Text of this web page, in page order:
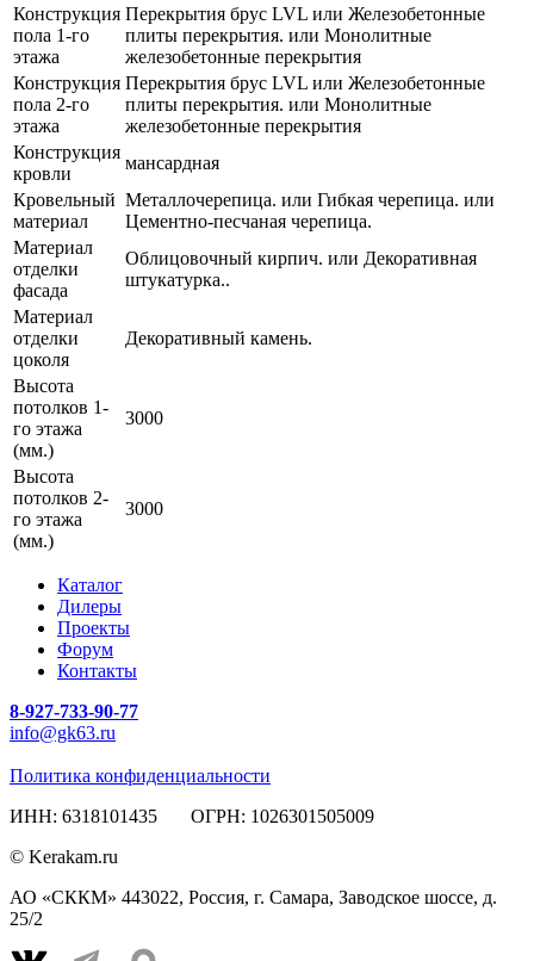
Конструкция
пола 1-го
этажа
Перекрытия брус LVL или Железобетонные
плиты перекрытия. или Монолитные
железобетонные перекрытия
Конструкция
пола 2-го
этажа
Перекрытия брус LVL или Железобетонные
плиты перекрытия. или Монолитные
железобетонные перекрытия
Конструкция
кровли
мансардная
Кровельный
материал
Металлочерепица. или Гибкая черепица. или
Цементно-песчаная черепица.
Материал
отделки
фасада
Облицовочный кирпич. или Декоративная
штукатурка..
Материал
отделки
цоколя
Декоративный камень.
Высота
потолков 1-
го этажа
(мм.)
3000
Высота
потолков 2-
го этажа
(мм.)
3000
Каталог
Дилеры
Проекты
Форум
Контакты
8-927-733-90-77
info@gk63.ru
Политика конфиденциальности
ИНН: 6318101435 ОГРН: 1026301505009
© Kerakam.ru
АО «СККМ» 443022, Россия, г. Самара, Заводское шоссе, д.
25/2